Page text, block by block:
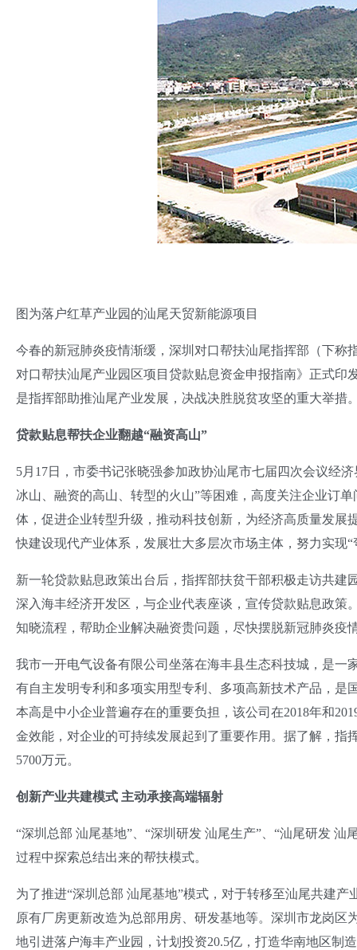
图为落户红草产业园的汕尾天贸新能源项目
今春的新冠肺炎疫情渐缓，深圳对口帮扶汕尾指挥部（下称
对口帮扶汕尾产业园区项目贷款贴息资金申报指南》正式
是指挥部助推汕尾产业发展，决战决胜脱贫攻坚的重大举措
贷款贴息帮扶企业翻越“融资高山”
5月17日，市委书记张晓强参加政协汕尾市七届四次会议经
冰山、融资的高山、转型的火山”等困难，高度关注企业订
体，促进企业转型升级，推动科技创新，为经济高质量发
快建设现代产业体系，发展壮大多层次市场主体，努力实现“
新一轮贷款贴息政策出台后，指挥部扶贫干部积极走访共
深入海丰经济开发区，与企业代表座谈，宣传贷款贴息政
知晓流程，帮助企业解决融资贵问题，尽快摆脱新冠肺炎疫
我市一开电气设备有限公司坐落在海丰县生态科技城，是
有自主发明专利和多项实用型专利、多项高新技术产品，
本高是中小企业普遍存在的重要负担，该公司在2018年和
金效能，对企业的可持续发展起到了重要作用。据了解，指
5700万元。
创新产业共建模式 主动承接高端辐射
“深圳总部 汕尾基地”、“深圳研发 汕尾生产”、“汕尾研发
过程中探索总结出来的帮扶模式。
为了推进“深圳总部 汕尾基地”模式，对于转移至汕尾共建
原有厂房更新改造为总部用房、研发基地等。深圳市龙岗
地引进落户海丰产业园，计划投资20.5亿，打造华南地区制